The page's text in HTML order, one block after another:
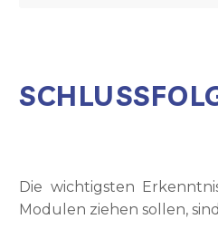
Die wichtigsten
Modulen ziehen sollen,